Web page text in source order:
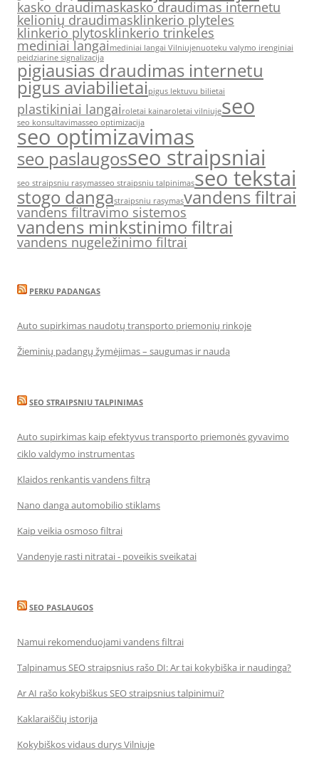
kasko draudimaskasko draudimas internetu
kelionių draudimasklinkerio plyteles
klinkerio plytosklinkerio trinkeles
mediniai langai mediniai langai Vilniujenuoteku valymo irenginiai
peidziarine signalizacija
pigiausias draudimas internetu
pigus aviabilietaipigus lektuvu bilietai
plastikiniai langai roletai kainaroletai vilniujeseo
seo konsultavimasseo optimizacija
seo optimizavimas
seo paslaugosseo straipsniai
seo straipsniu rasymasseo straipsniu talpinimasseo tekstai
stogo dangastraipsniu rasymasvandens filtrai
vandens filtravimo sistemos
vandens minkstinimo filtrai
vandens nugeležinimo filtrai
PERKU PADANGAS
Auto supirkimas naudotų transporto priemonių rinkoje
Žieminių padangų žymėjimas – saugumas ir nauda
SEO STRAIPSNIU TALPINIMAS
Auto supirkimas kaip efektyvus transporto priemonės gyvavimo
ciklo valdymo instrumentas
Klaidos renkantis vandens filtrą
Nano danga automobilio stiklams
Kaip veikia osmoso filtrai
Vandenyje rasti nitratai - poveikis sveikatai
SEO PASLAUGOS
Namui rekomenduojami vandens filtrai
Talpinamus SEO straipsnius rašo DI: Ar tai kokybiška ir naudinga?
Ar AI rašo kokybiškus SEO straipsnius talpinimui?
Kaklaraiščių istorija
Kokybiškos vidaus durys Vilniuje